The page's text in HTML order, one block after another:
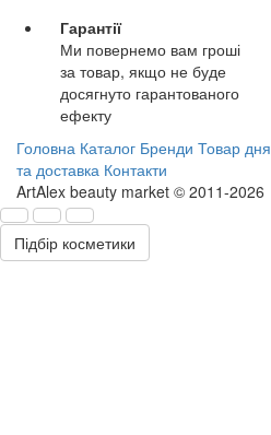
Гарантії
Ми повернемо вам гроші
за товар, якщо не буде
досягнуто гарантованого
ефекту
Головна Каталог Бренди Товар дня
та доставка Контакти
ArtAlex beauty market © 2011-2026
Підбір косметики